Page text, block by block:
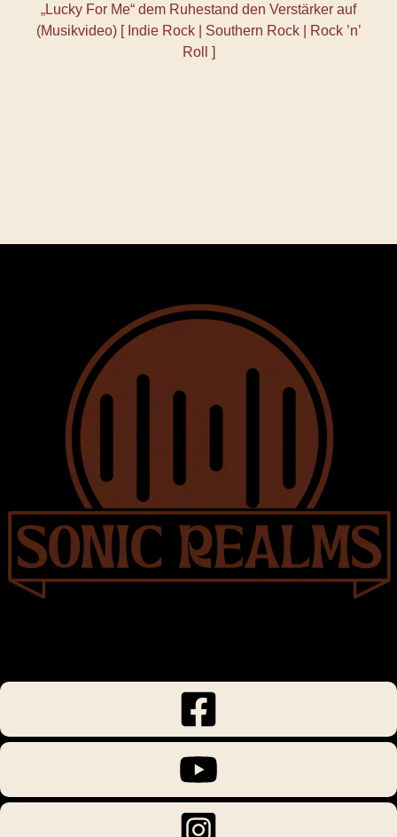
„Lucky For Me“ dem Ruhestand den Verstärker auf
(Musikvideo) [ Indie Rock | Southern Rock | Rock ’n’
Roll ]